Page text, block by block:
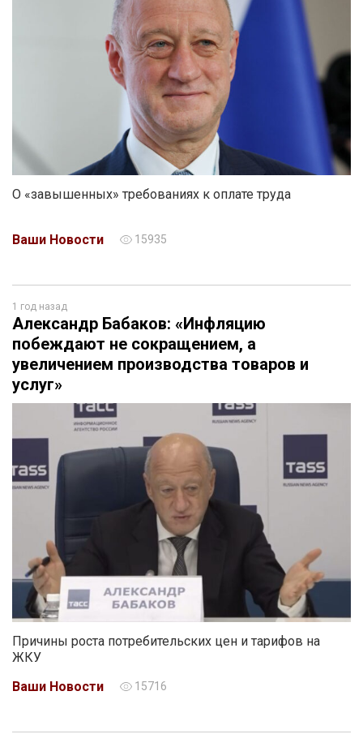
О «завышенных» требованиях к оплате труда
Ваши Новости 15935
1 год назад
Александр Бабаков: «Инфляцию
побеждают не сокращением, а
увеличением производства товаров и
услуг»
Причины роста потребительских цен и тарифов на
ЖКУ
Ваши Новости
15716